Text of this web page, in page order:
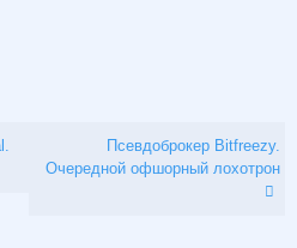
Псевдоброкер Bitfreezy.
Очередной офшорный лохотрон